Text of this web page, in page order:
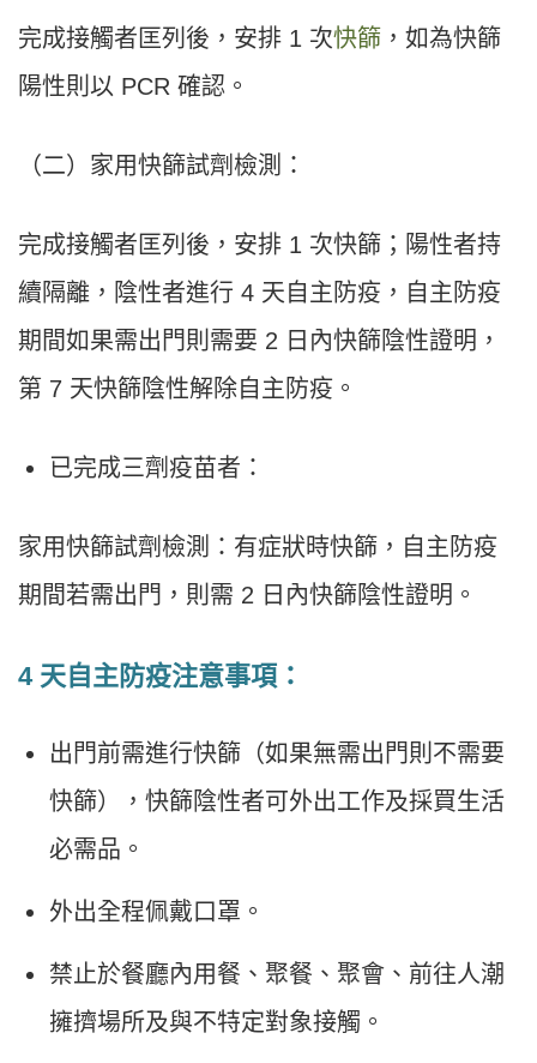
完成接觸者匡列後，安排 1 次快篩 ，如為快篩
陽性則以 PCR 確認。
（二）家用快篩試劑檢測：
完成接觸者匡列後，安排 1 次快篩；陽性者持
續隔離，陰性者進行 4 天自主防疫，自主防疫
期間如果需出門則需要 2 日內快篩陰性證明，
第 7 天快篩陰性解除自主防疫。
已完成三劑疫苗者：
家用快篩試劑檢測：有症狀時快篩，自主防疫
期間若需出門，則需 2 日內快篩陰性證明。
4 天自主防疫注意事項：
出門前需進行快篩（如果無需出門則不需要
快篩），快篩陰性者可外出工作及採買生活
必需品。
外出全程佩戴口罩。
禁止於餐廳內用餐、聚餐、聚會、前往人潮
擁擠場所及與不特定對象接觸。